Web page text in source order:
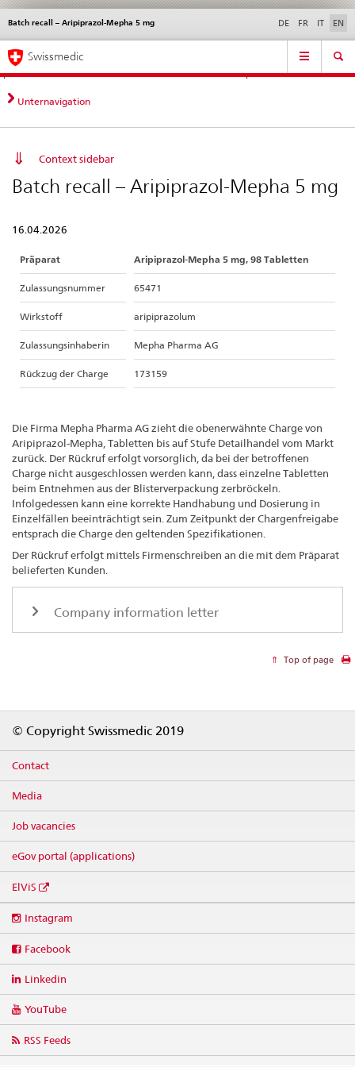
Direct
navigation:
news,
legal
contact
News &
standards
Contact | Support &
Help
Batch recall – Aripiprazol-Mepha 5 mg
Languages DE FR IT EN
Service
Main
Navigation
Swissmedic
Unternavigation
Context sidebar
Batch recall – Aripiprazol-Mepha 5 mg
16.04.2026
Präparat Aripiprazol-Mepha 5 mg, 98 Tabletten
Zulassungsnummer 65471
Wirkstoff aripiprazolum
Zulassungsinhaberin Mepha Pharma AG
Rückzug der Charge 173159
Die Firma Mepha Pharma AG zieht die obenerwähnte Charge von
Aripiprazol-Mepha, Tabletten bis auf Stufe Detailhandel vom Markt
zurück. Der Rückruf erfolgt vorsorglich, da bei der betroffenen
Charge nicht ausgeschlossen werden kann, dass einzelne Tabletten
beim Entnehmen aus der Blisterverpackung zerbröckeln.
Infolgedessen kann eine korrekte Handhabung und Dosierung in
Einzelfällen beeinträchtigt sein. Zum Zeitpunkt der Chargenfreigabe
entsprach die Charge den geltenden Spezifikationen.
Der Rückruf erfolgt mittels Firmenschreiben an die mit dem Präparat
belieferten Kunden.
Company information letter
Top of page
© Copyright Swissmedic 2019
Contact
Media
Job vacancies
eGov portal (applications)
ElViS
media
Instagram
Facebook
Linkedin
YouTube
RSS Feeds